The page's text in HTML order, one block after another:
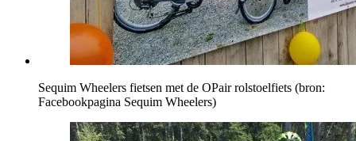
Sequim Wheelers fietsen met de OPair rolstoelfiets (bron:
Facebookpagina Sequim Wheelers)